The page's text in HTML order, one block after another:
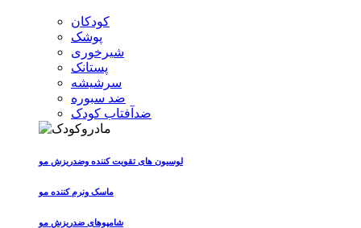
کودکان
پوشک
شیرخوری
پستانک
سرشیشه
ضد سبوره
ضدآفتاب کودک
لوسیون های تقویت کننده وضدریزش مو
ماسک ونرم کننده مو
شامپوهای ضدریزش مو